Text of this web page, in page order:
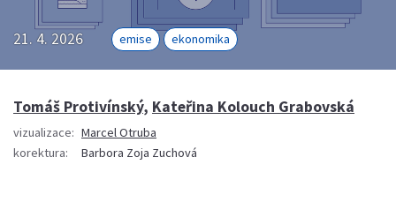
21. 4. 2026 emise ekonomika
Tomáš Protivínský, Kateřina Kolouch Grabovská
vizualizace: Marcel Otruba
korektura:
Barbora Zoja Zuchová